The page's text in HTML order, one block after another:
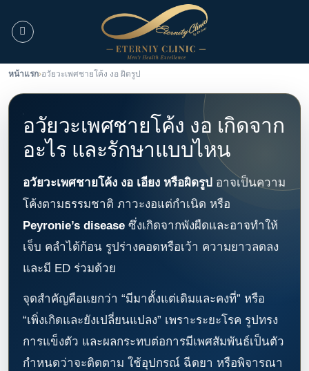
หน้าแรก›อวัยวะเพศชายโค้ง งอ ผิดรูป
อวัยวะเพศชายโค้ง งอ เกิดจาก
อะไร และรักษาแบบไหน
อวัยวะเพศชายโค้ง งอ เอียง หรือผิดรูป อาจเป็นความ
โค้งตามธรรมชาติ ภาวะงอแต่กำเนิด หรือ
Peyronie’s disease ซึ่งเกิดจากพังผืดและอาจทำให้
เจ็บ คลำได้ก้อน รูปร่างคอดหรือเว้า ความยาวลดลง
และมี ED ร่วมด้วย
จุดสำคัญคือแยกว่า “มีมาตั้งแต่เดิมและคงที่” หรือ
“เพิ่งเกิดและยังเปลี่ยนแปลง” เพราะระยะโรค รูปทรง
การแข็งตัว และผลกระทบต่อการมีเพศสัมพันธ์เป็นตัว
กำหนดว่าจะติดตาม ใช้อุปกรณ์ ฉีดยา หรือพิจารณา